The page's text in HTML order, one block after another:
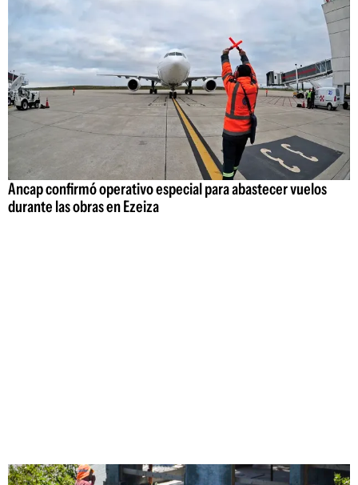
Ancap confirmó operativo especial para abastecer vuelos
durante las obras en Ezeiza